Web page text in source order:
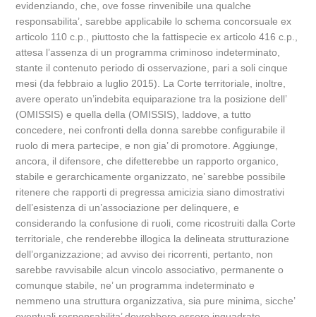
evidenziando, che, ove fosse rinvenibile una qualche
responsabilita’, sarebbe applicabile lo schema concorsuale ex
articolo 110 c.p., piuttosto che la fattispecie ex articolo 416 c.p.,
attesa l’assenza di un programma criminoso indeterminato,
stante il contenuto periodo di osservazione, pari a soli cinque
mesi (da febbraio a luglio 2015). La Corte territoriale, inoltre,
avere operato un’indebita equiparazione tra la posizione dell’
(OMISSIS) e quella della (OMISSIS), laddove, a tutto
concedere, nei confronti della donna sarebbe configurabile il
ruolo di mera partecipe, e non gia’ di promotore. Aggiunge,
ancora, il difensore, che difetterebbe un rapporto organico,
stabile e gerarchicamente organizzato, ne’ sarebbe possibile
ritenere che rapporti di pregressa amicizia siano dimostrativi
dell’esistenza di un’associazione per delinquere, e
considerando la confusione di ruoli, come ricostruiti dalla Corte
territoriale, che renderebbe illogica la delineata strutturazione
dell’organizzazione; ad avviso dei ricorrenti, pertanto, non
sarebbe ravvisabile alcun vincolo associativo, permanente o
comunque stabile, ne’ un programma indeterminato e
nemmeno una struttura organizzativa, sia pure minima, sicche’